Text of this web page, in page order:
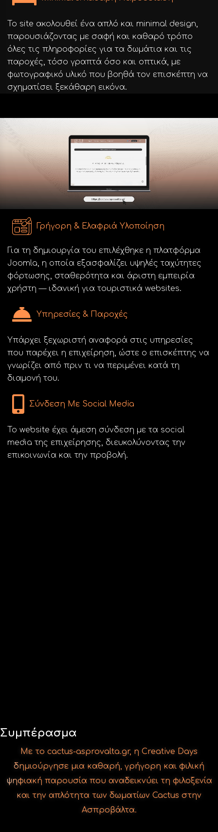
Το site ακολουθεί ένα απλό και minimal design,
παρουσιάζοντας με σαφή και καθαρό τρόπο
όλες τις πληροφορίες για τα δωμάτια και τις
παροχές, τόσο γραπτά όσο και οπτικά, με
φωτογραφικό υλικό που βοηθά τον επισκέπτη να
σχηματίσει ξεκάθαρη εικόνα.
Γρήγορη & Ελαφριά Υλοποίηση
Για τη δημιουργία του επιλέχθηκε η πλατφόρμα
Joomla, η οποία εξασφαλίζει υψηλές ταχύτητες
φόρτωσης, σταθερότητα και άριστη εμπειρία
χρήστη — ιδανική για τουριστικά websites.
Υπηρεσίες & Παροχές
Υπάρχει ξεχωριστή αναφορά στις υπηρεσίες
που παρέχει η επιχείρηση, ώστε ο επισκέπτης να
γνωρίζει από πριν τι να περιμένει κατά τη
διαμονή του.
Σύνδεση Με Social Media
Το website έχει άμεση σύνδεση με τα social
media της επιχείρησης, διευκολύνοντας την
επικοινωνία και την προβολή.
Με το cactus-asprovalta.gr, η Creative Days
δημιούργησε μια καθαρή, γρήγορη και φιλική
ψηφιακή παρουσία που αναδεικνύει τη φιλοξενία
και την απλότητα των δωματίων Cactus στην
Ασπροβάλτα.